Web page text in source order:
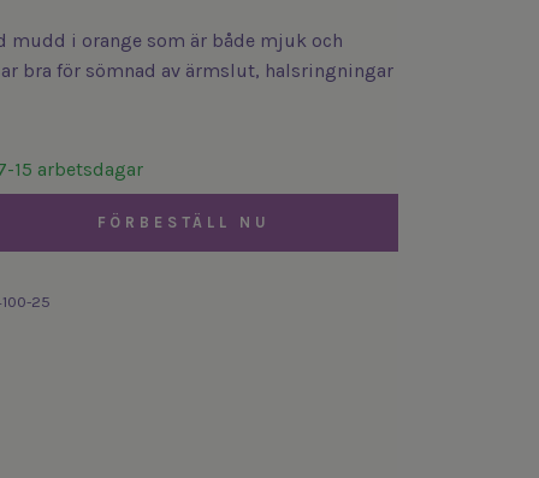
mudd i orange som är både mjuk och
bra för sömnad av ärmslut, halsringningar
15 arbetsdagar
FÖRBESTÄLL NU
25